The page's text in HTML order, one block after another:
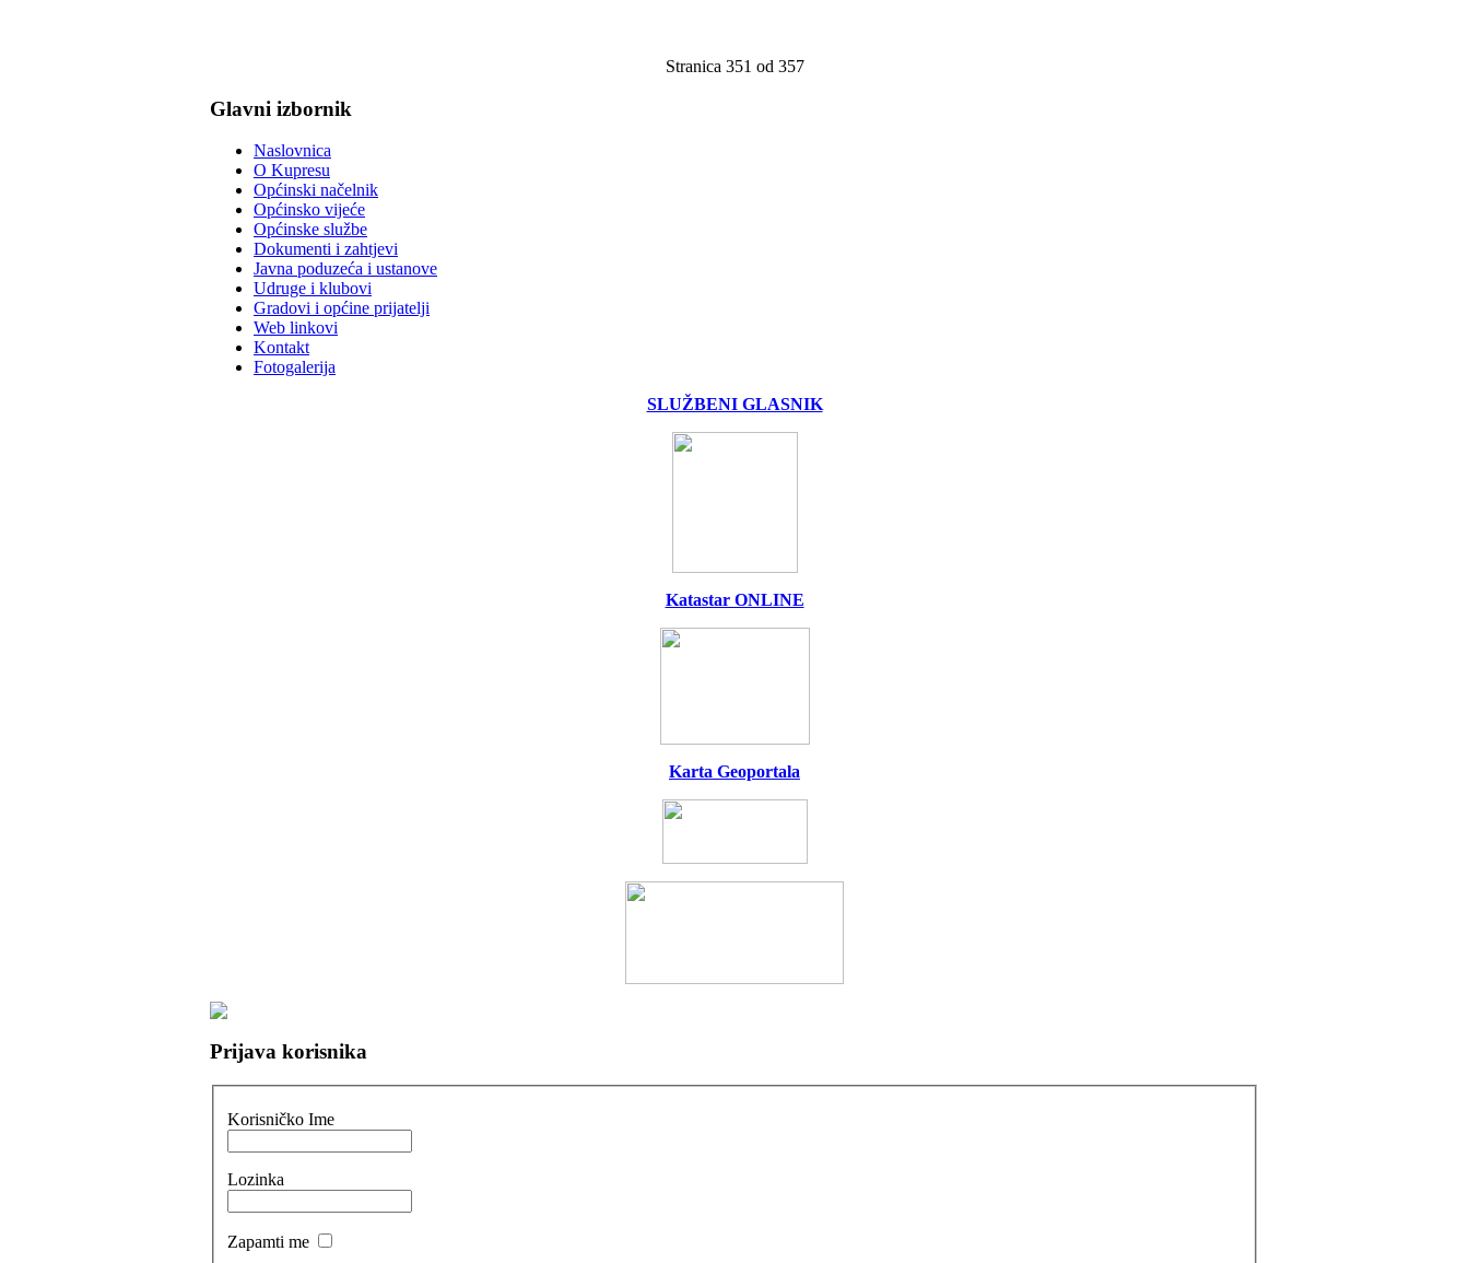
Stranica 351 od 357
Glavni izbornik
Naslovnica
O Kupresu
Općinski načelnik
Općinsko vijeće
Općinske službe
Dokumenti i zahtjevi
Javna poduzeća i ustanove
Udruge i klubovi
Gradovi i općine prijatelji
Web linkovi
Kontakt
Fotogalerija
SLUŽBENI GLASNIK
Katastar ONLINE
Karta Geoportala
Prijava korisnika
Korisničko Ime
Lozinka
Zapamti me